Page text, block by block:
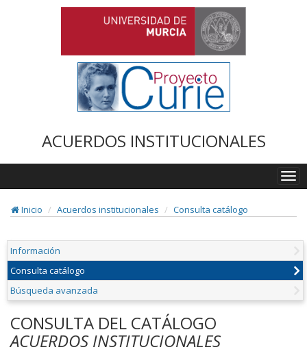
ACUERDOS INSTITUCIONALES
Inicio
Acuerdos institucionales Consulta catálogo
Información
Consulta catálogo
Búsqueda avanzada
CONSULTA DEL CATÁLOGO
ACUERDOS INSTITUCIONALES